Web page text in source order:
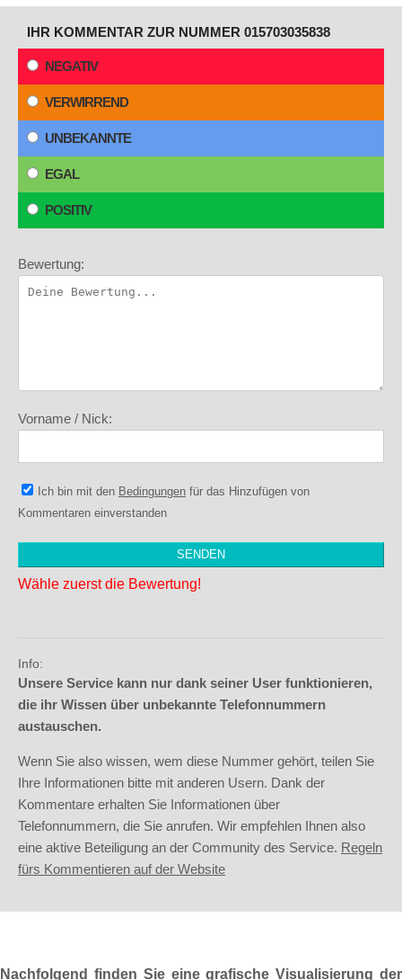
IHR KOMMENTAR ZUR NUMMER 015703035838
NEGATIV
VERWIRREND
UNBEKANNTE
EGAL
POSITIV
Bewertung:
Vorname / Nick:
Ich bin mit den Bedingungen für das Hinzufügen von
Kommentaren einverstanden
Wähle zuerst die Bewertung!
Info:
Unsere Service kann nur dank seiner User funktionieren,
die ihr Wissen über unbekannte Telefonnummern
austauschen.
Wenn Sie also wissen, wem diese Nummer gehört, teilen Sie
Ihre Informationen bitte mit anderen Usern. Dank der
Kommentare erhalten Sie Informationen über
Telefonnummern, die Sie anrufen. Wir empfehlen Ihnen also
eine aktive Beteiligung an der Community des Service. Regeln
fürs Kommentieren auf der Website
Nachfolgend finden Sie eine grafische Visualisierung der